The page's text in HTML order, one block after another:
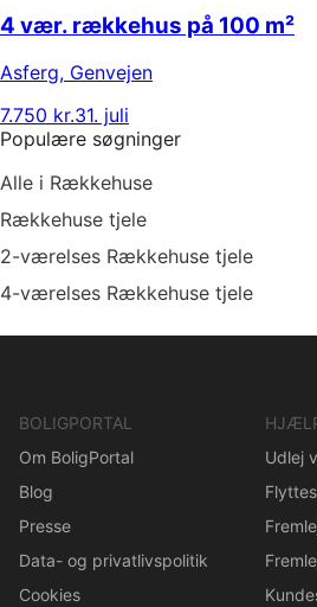
4 vær. rækkehus på 100 m²
Asferg, Genvejen
7.750 kr.31. juli
Populære søgninger
Alle i Rækkehuse
Rækkehuse tjele
2-værelses Rækkehuse tjele
4-værelses Rækkehuse tjele
BOLIGPORTAL
Om BoligPortal
Blog
Presse
Data- og privatlivspolitik
Cookies
Udlej